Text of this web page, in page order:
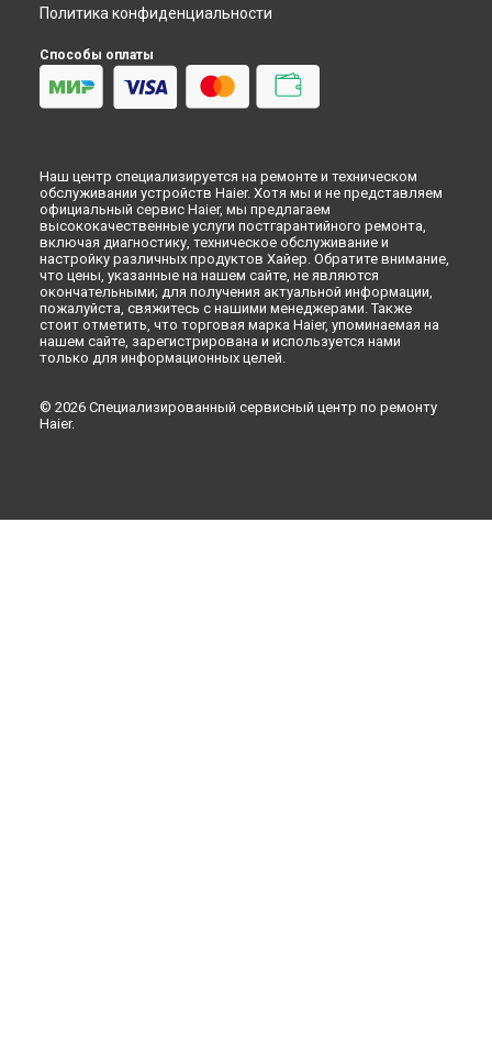
Политика конфиденциальности
Способы оплаты
Наш центр специализируется на ремонте и техническом
обслуживании устройств Haier. Хотя мы и не представляем
официальный сервис Haier, мы предлагаем
высококачественные услуги постгарантийного ремонта,
включая диагностику, техническое обслуживание и
настройку различных продуктов Хайер. Обратите внимание,
что цены, указанные на нашем сайте, не являются
окончательными; для получения актуальной информации,
пожалуйста, свяжитесь с нашими менеджерами. Также
стоит отметить, что торговая марка Haier, упоминаемая на
нашем сайте, зарегистрирована и используется нами
только для информационных целей.
© 2026 Специализированный сервисный центр по ремонту
Haier.